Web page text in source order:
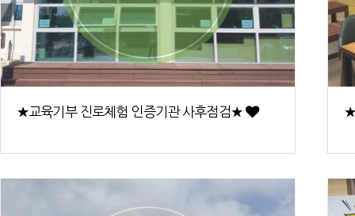
★교육기부 진로체험 인증기관 사후점검★ ★